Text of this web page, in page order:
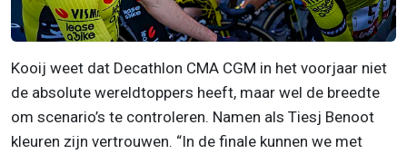
Kooij weet dat Decathlon CMA CGM in het voorjaar niet
de absolute wereldtoppers heeft, maar wel de breedte
om scenario’s te controleren. Namen als Tiesj Benoot
kleuren zijn vertrouwen. “In de finale kunnen we met